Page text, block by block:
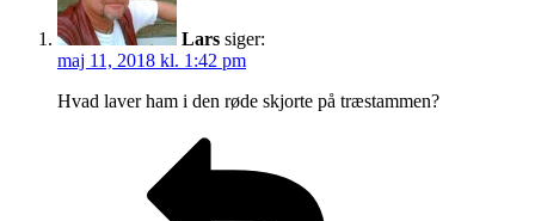
Lars siger:
maj 11, 2018 kl. 1:42 pm
Hvad laver ham i den røde skjorte på træstammen?